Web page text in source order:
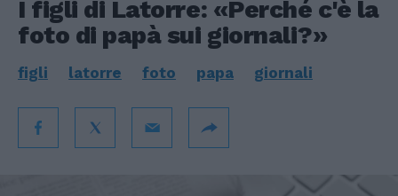
I figli di Latorre: «Perché c'è la
foto di papà sui giornali?»
figli latorre foto papa giornali